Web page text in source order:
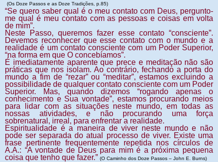
(Os Doze Passos e as Doze Tradições, p.85)
“Se quero saber qual é o meu contato com Deus, pergunto-
me qual é meu contato com as pessoas e coisas em volta
de mim”.
Neste Passo, queremos fazer esse contato “consciente”.
Devemos reconhecer que esse contato com o mundo e a
realidade é um contato consciente com um Poder Superior,
“na forma em que O concebíamos”.
É imediatamente aparente que prece e meditação não são
práticas que nos isolam. Ao contrário, fechando a porta do
mundo a fim de “rezar” ou “meditar”, estamos excluindo a
possibilidade de qualquer contato consciente com um Poder
Superior. Mas, quando dizemos “rogando apenas o
conhecimento e Sua vontade”, estamos procurando meios
para lidar com as situações neste mundo, em todas as
nossas atividades, e não procurando uma força
sobrenatural, irreal, para enfrentar a realidade.
Espiritualidade é a maneira de viver neste mundo e não
pode ser separada do atual processo de viver. Existe uma
frase pertinente frequentemente repetida nos círculos de
A.A.: “A vontade de Deus para mim é a próxima pequena
coisa que tenho que fazer.” (O Caminho dos Doze Passos – John E. Burns)